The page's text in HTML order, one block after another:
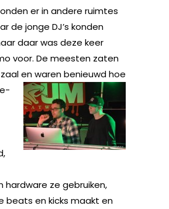
er in andere ruimtes
de jonge DJ’s konden
daar was deze keer
voor. De meesten zaten
enwaren benieuwd hoe
hardware ze gebruiken,
beats en kicks maakt en